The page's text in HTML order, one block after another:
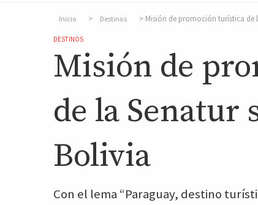
Inicio Destinos Misión de promoción turística de
DESTINOS
Misión de
de la Senatur
Bolivia
Con el lema “Paraguay, destino